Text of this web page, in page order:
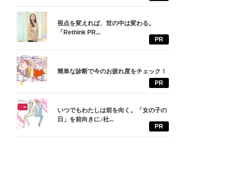
視点を変えれば、世の中は変わる。
「Rethink PR...
PR
簡単な診断で今のお疲れ度をチェック！
PR
いつでもわたしは前を向く。「女の子の
日」を前向きに♪社...
PR